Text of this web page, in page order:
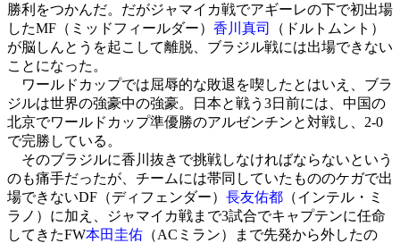
勝利をつかんだ。だがジャマイカ戦でアギーレの下で初出場
したMF（ミッドフィールダー） 香川真司
（ドルトムント）
が脳しんとうを起こして離脱、ブラジル戦には出場できない
ことになった。
ワールドカップでは屈辱的な敗退を喫したとはいえ、ブラ
ジルは世界の強豪中の強豪。日本と戦う3日前には、中国の
北京でワールドカップ準優勝のアルゼンチンと対戦し、2-0
で完勝している。
そのブラジルに香川抜きで挑戦しなければならないという
のも痛手だったが、チームには帯同していたもののケガで出
場できないDF（ディフェンダー） 長友佑都 （インテル・ミ
ラノ）に加え、ジャマイカ戦まで3試合でキャプテンに任命
してきたFW本田圭佑 （ACミラン）まで先発から外したの